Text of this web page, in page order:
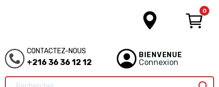
0
CONTACTEZ-NOUS
+216 36 36 12 12
BIENVENUE
Connexion